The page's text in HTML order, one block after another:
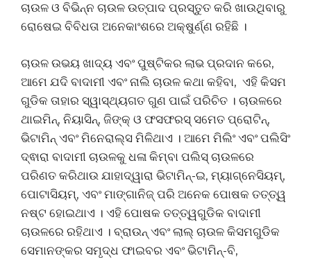
ଚାଉଳ ଓ ବିଭିନ୍ନ ଚାଉଳ ଉତ୍ପାଦ ପ୍ରସ୍ତୁତ କରି ଖାଉଥିବାରୁ
ରୋଷେଇ ବିବିଧତା ଅନେକାଂଶରେ ଅକ୍ଷୁର୍ଣ୍ଣ ରହିଛି ।
ଚାଉଳ ଉଭୟ ଖାଦ୍ୟ ଏବଂ ପୁଷ୍ଟିକର ଲାଭ ପ୍ରଦାନ କରେ,
ଆମେ ଯଦି ବାଦାମୀ ଏବଂ ନାଲି ଚାଉଳ କଥା କହିବା, ଏହି କିସମ
ଗୁଡିକ ତାହାର ସ୍ୱାସ୍ଥ୍ୟଗତ ଗୁଣ ପାଇଁ ପରିଚିତ । ଚାଉଳରେ
ଥାଇମିନ୍, ନିୟାସିନ୍, ଜିଙ୍କ୍ ଓ ଫସଫରସ୍ ସମେତ ପ୍ରୋଟିନ୍,
ଭିଟାମିନ୍ ଏବଂ ମିନେରାଲ୍ସ ମିଳିଥାଏ । ଆମେ ମିଲିଂ ଏବଂ ପଲିସିଂ
ଦ୍ଵାରା ବାଦାମୀ ଚାଉଳକୁ ଧଳା କିମ୍ବା ପଲିସ୍ ଚାଉଳରେ
ପରିଣତ କରିଥାଉ ଯାହାଦ୍ୱାରା ଭିଟାମିନ୍-ଇ, ମ୍ୟାଗ୍ନେସିୟମ୍,
ପୋଟାସିୟମ୍, ଏବଂ ମାଙ୍ଗାନିଜ୍ ପରି ଅନେକ ପୋଷକ ତତ୍ତ୍ୱ
ନଷ୍ଟ ହୋଇଥାଏ । ଏହି ପୋଷକ ତତ୍ତ୍ୱଗୁଡିକ ବାଦାମୀ
ଚାଉଳରେ ରହିଥାଏ । ବ୍ରାଉନ୍ ଏବଂ ଲାଲ୍ ଚାଉଳ କିସମଗୁଡିକ
ସେମାନଙ୍କର ସମୃଦ୍ଧ ଫାଇବର ଏବଂ ଭିଟାମିନ୍-ବି,